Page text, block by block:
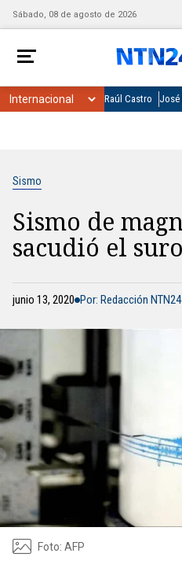
Sábado, 08 de agosto de 2026
Raúl Castro José
Sismo
Sismo de
sacudió el
junio 13, 2020 Por: Redacción NTN24
Foto: AFP